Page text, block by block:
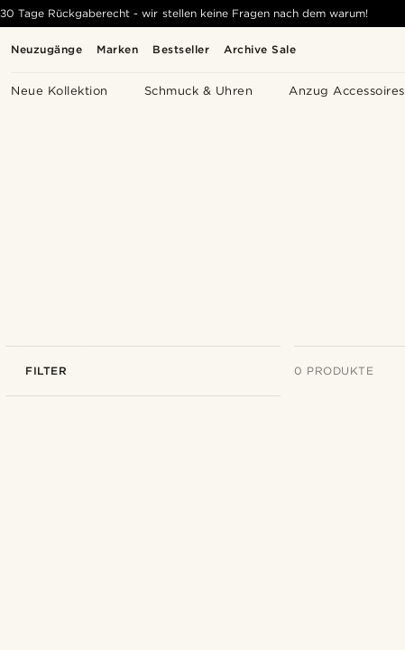
Neuzugänge Marken Bestseller Archive Sale
Neue Kollektion Schmuck & Uhren Anzug Accessoires
30 Tage Rückgaberecht - wir stellen keine Fragen nach dem warum!
FILTER 0 PRODUKTE